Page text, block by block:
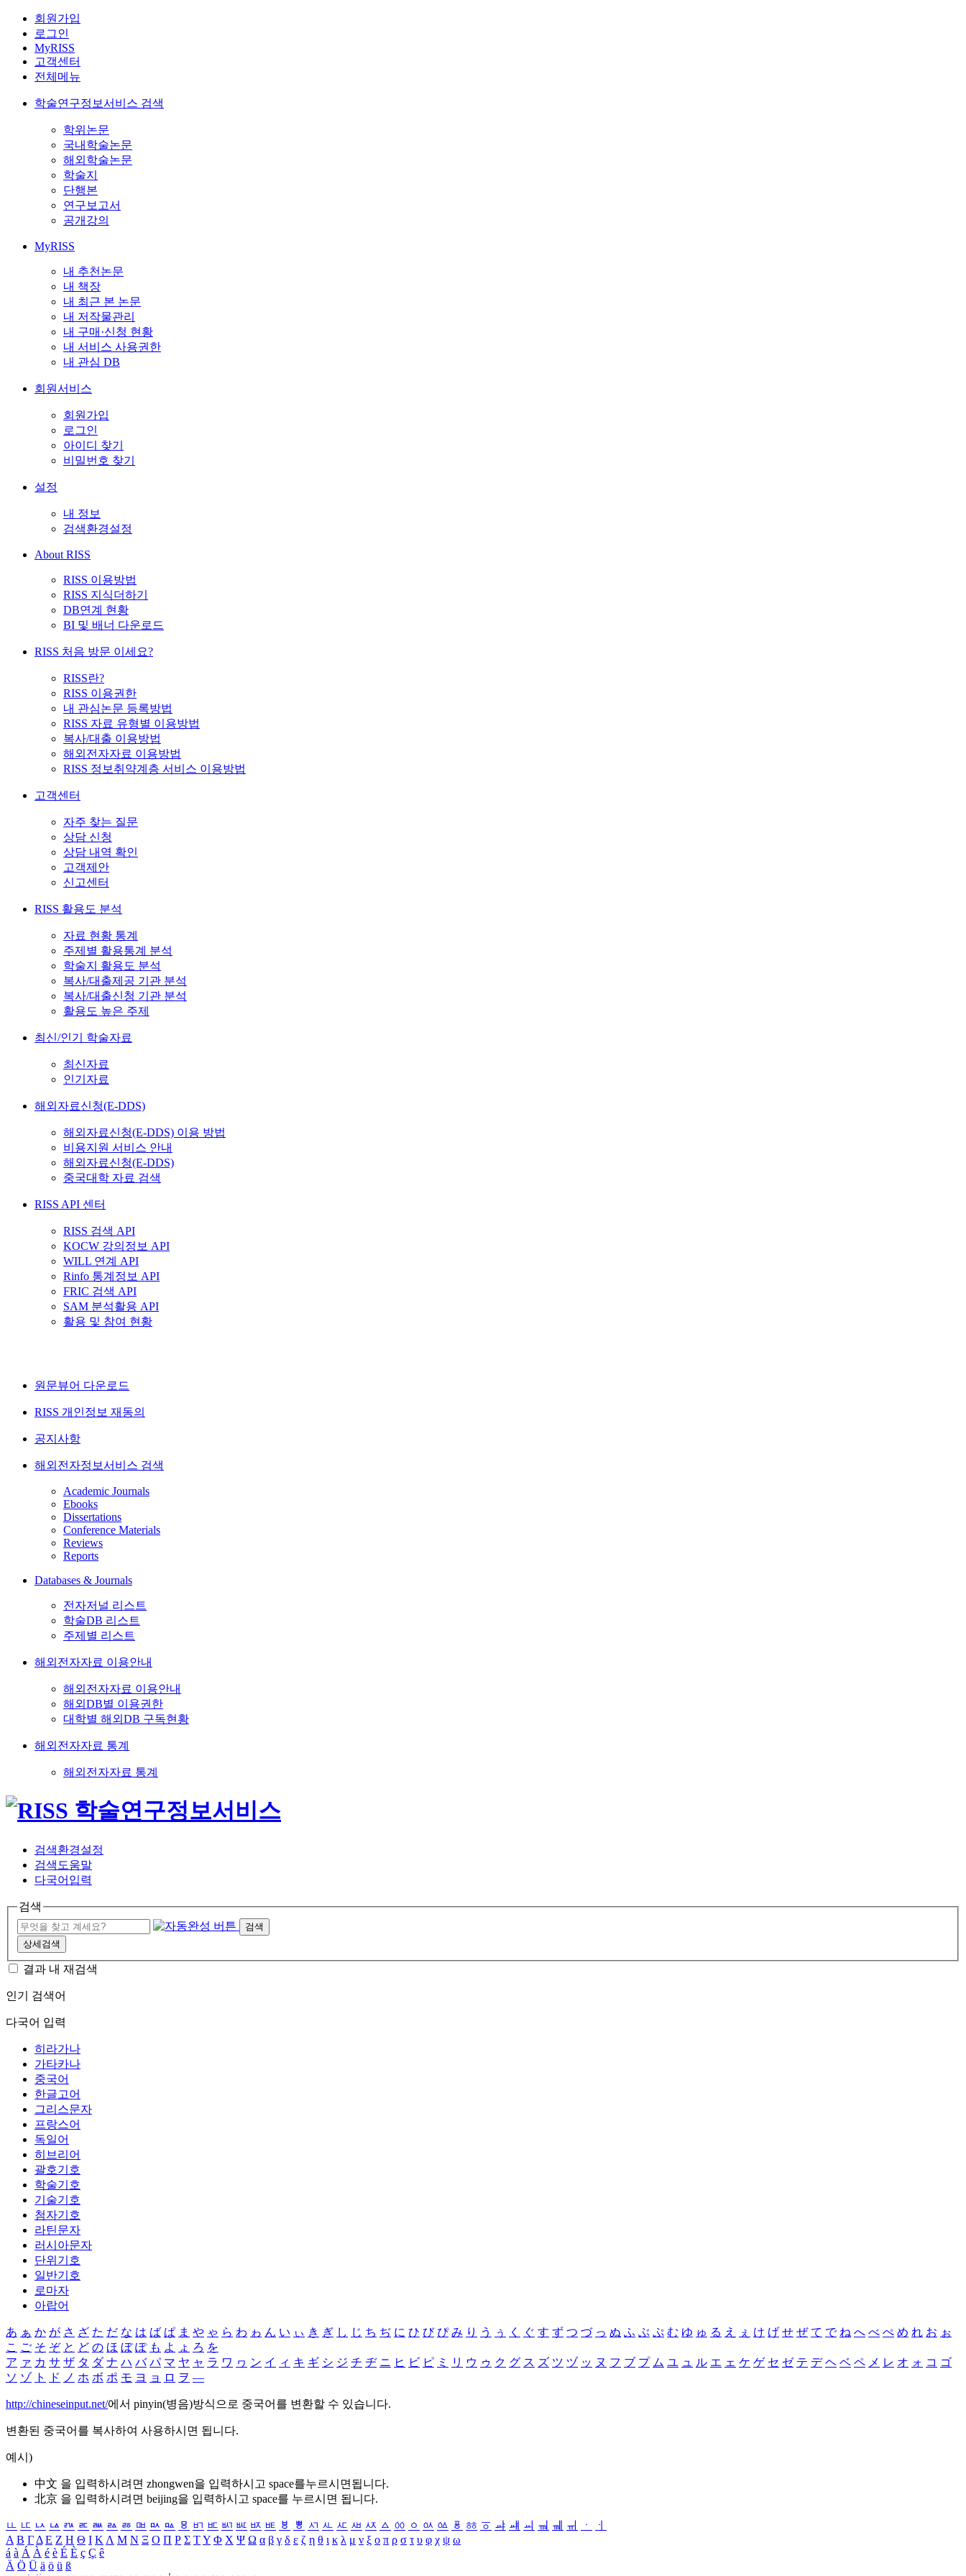
회원가입
로그인
MyRISS
고객센터
전체메뉴
학술연구정보서비스 검색
학위논문
국내학술논문
해외학술논문
학술지
단행본
연구보고서
공개강의
MyRISS
내 추천논문
내 책장
내 최근 본 논문
내 저작물관리
내 구매·신청 현황
내 서비스 사용권한
내 관심 DB
회원서비스
회원가입
로그인
아이디 찾기
비밀번호 찾기
설정
내 정보
검색환경설정
About RISS
RISS 이용방법
RISS 지식더하기
DB연계 현황
BI 및 배너 다운로드
RISS 처음 방문 이세요?
RISS란?
RISS 이용권한
내 관심논문 등록방법
RISS 자료 유형별 이용방법
복사/대출 이용방법
해외전자자료 이용방법
RISS 정보취약계층 서비스 이용방법
고객센터
자주 찾는 질문
상담 신청
상담 내역 확인
고객제안
신고센터
RISS 활용도 분석
자료 현황 통계
주제별 활용통계 분석
학술지 활용도 분석
복사/대출제공 기관 분석
복사/대출신청 기관 분석
활용도 높은 주제
최신/인기 학술자료
최신자료
인기자료
해외자료신청(E-DDS)
해외자료신청(E-DDS) 이용 방법
비용지원 서비스 안내
해외자료신청(E-DDS)
중국대학 자료 검색
RISS API 센터
RISS 검색 API
KOCW 강의정보 API
WILL 연계 API
Rinfo 통계정보 API
FRIC 검색 API
SAM 분석활용 API
활용 및 참여 현황
원문뷰어 다운로드
RISS 개인정보 재동의
공지사항
해외전자정보서비스 검색
Academic Journals
Ebooks
Dissertations
Conference Materials
Reviews
Reports
Databases & Journals
전자저널 리스트
학술DB 리스트
주제별 리스트
해외전자자료 이용안내
해외전자자료 이용안내
해외DB별 이용권한
대학별 해외DB 구독현황
해외전자자료 통계
해외전자자료 통계
검색환경설정
검색도움말
다국어입력
검색
검색
상세검색
결과 내 재검색
인기 검색어
다국어 입력
히라가나
가타카나
중국어
한글고어
그리스문자
프랑스어
독일어
히브리어
괄호기호
학술기호
기술기호
첨자기호
라틴문자
러시아문자
단위기호
일반기호
로마자
아랍어
あ ぁ か が さ ざ た だ な は ば ぱ ま や ゃ ら わ ゎ ん い ぃ き ぎ し じ ち ぢ に ひ び ぴ み り う ぅ く ぐ す ず つ づ っ ぬ ふ ぶ ぷ む ゆ ゅ る え ぇ け げ せ ぜ て で ね へ べ ぺ め れ お ぉ
こ ご そ ぞ と ど の ほ ぼ ぽ も よ ょ ろ を
ア ァ カ サ ザ タ ダ ナ ハ バ パ マ ヤ ャ ラ ワ ヮ ン イ ィ キ ギ シ ジ チ ヂ ニ ヒ ビ ピ ミ リ ウ ゥ ク グ ス ズ ツ ヅ ッ ヌ フ ブ プ ム ユ ュ ル エ ェ ケ ゲ セ ゼ テ デ ヘ ベ ペ メ レ オ ォ コ ゴ
ソ ゾ ト ド ノ ホ ボ ポ モ ヨ ョ ロ ヲ ―
http://chineseinput.net/에서 pinyin(병음)방식으로 중국어를 변환할 수 있습니다.
변환된 중국어를 복사하여 사용하시면 됩니다.
예시)
中文 을 입력하시려면 zhongwen을 입력하시고 space를누르시면됩니다.
北京 을 입력하시려면 beijing을 입력하시고 space를 누르시면 됩니다.
ㅥ ㅦ ㅧ ㅨ ㅩ ㅪ ㅫ ㅬ ㅭ ㅮ ㅯ ㅰ ㅱ ㅲ ㅳ ㅴ ㅵ ㅶ ㅷ ㅸ ㅹ ㅺ ㅻ ㅼ ㅽ ㅾ ㅿ ㆀ ㆁ ㆂ ㆃ ㆄ ㆅ ㆆ ㆇ ㆈ ㆉ ㆊ ㆋ ㆌ ㆍ
ㆎ
Α Β ΓΔ Ε Ζ Η Θ Ι ΚΛ Μ Ν Ξ Ο Π Ρ Σ ΤΥ Φ Χ Ψ Ω α β γ δ ε ζ η θ ι κ λ μ ν ξ ο π ρ σ τ υ φ χ ψ ω
á à Á À é è É È ç Ç ê
Ä Ö Ü ä ö ü ß